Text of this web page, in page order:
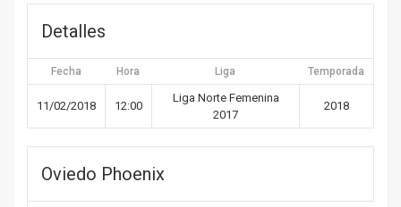
Detalles
Fecha Hora Liga Temporada
11/02/2018 12:00
Liga Norte Femenina
2017
2018
Oviedo Phoenix